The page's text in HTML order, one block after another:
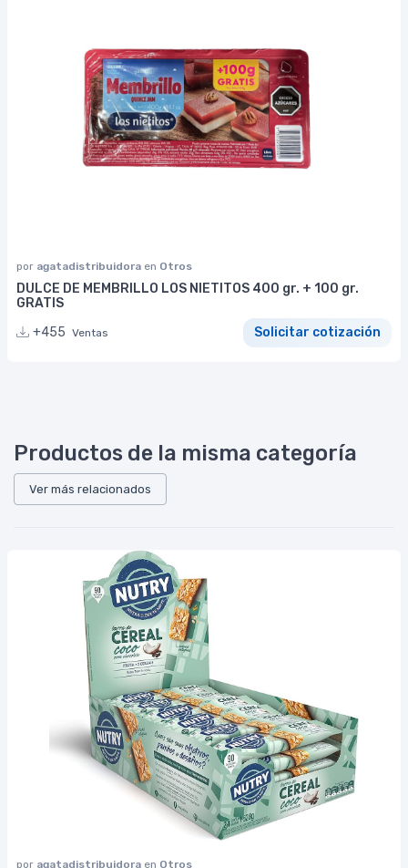
por agatadistribuidora en Otros
DULCE DE MEMBRILLO LOS NIETITOS 400 gr. + 100 gr.
GRATIS
+455 Ventas Solicitar cotización
Productos de la misma categoría
Ver más relacionados
por agatadistribuidora en Otros